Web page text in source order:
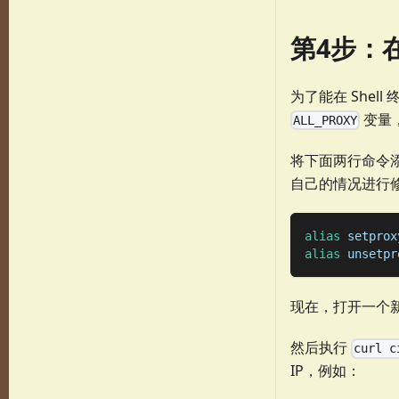
第4步：
为了能在 Shell
ALL_PROXY 变量
将下面两行命令
自己的情况进行
alias
alias
现在，打开一个
然后执行 curl
IP，例如：